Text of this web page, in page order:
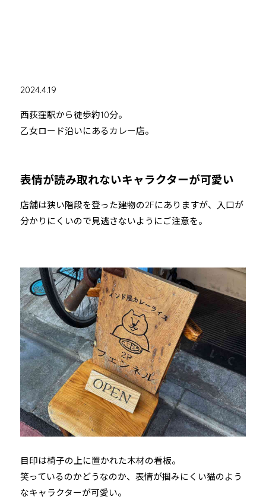
2024.4.19
西荻窪駅から徒歩約10分。
乙女ロード沿いにあるカレー店。
表情が読み取れないキャラクターが可愛い
店舗は狭い階段を登った建物の2Fにありますが、入口が
分かりにくいので見逃さないようにご注意を。
目印は椅子の上に置かれた木材の看板。
笑っているのかどうなのか、表情が掴みにくい猫のよう
なキャラクターが可愛い。